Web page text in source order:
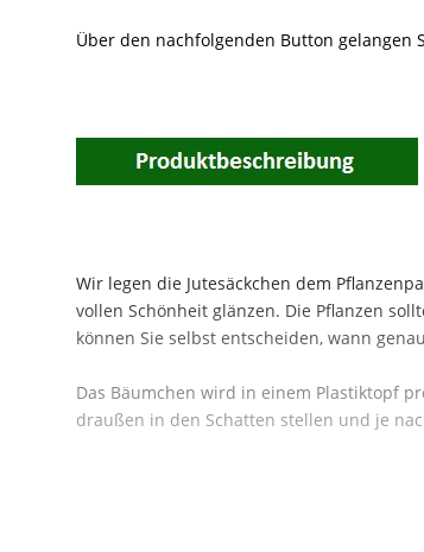
Über den nachfolgenden Button gelangen
Wir legen die Jutesäckchen dem
vollen Schönheit glänzen. Die Pflanzen
können Sie selbst entscheiden, wann
Das Bäumchen wird in einem Plastiktopf
draußen in den Schatten stellen und je